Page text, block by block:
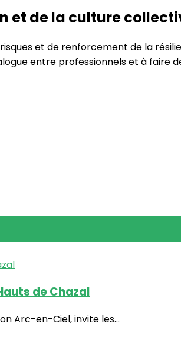
et de la culture
et de renforcement de la
entre professionnels et à faire
de Chazal
Arc-en-Ciel, invite les...